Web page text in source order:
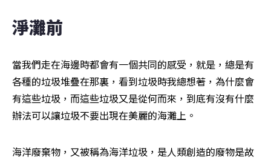
淨灘前
當我們走在海邊時都會有一個共同的感受，就是，總是有
各種的垃圾堆疊在那裏，看到垃圾時我總想著，為什麼會
有這些垃圾，而這些垃圾又是從何而來，到底有沒有什麼
辦法可以讓垃圾不要出現在美麗的海灘上。
海洋廢棄物，又被稱為海洋垃圾，是人類創造的廢物是故